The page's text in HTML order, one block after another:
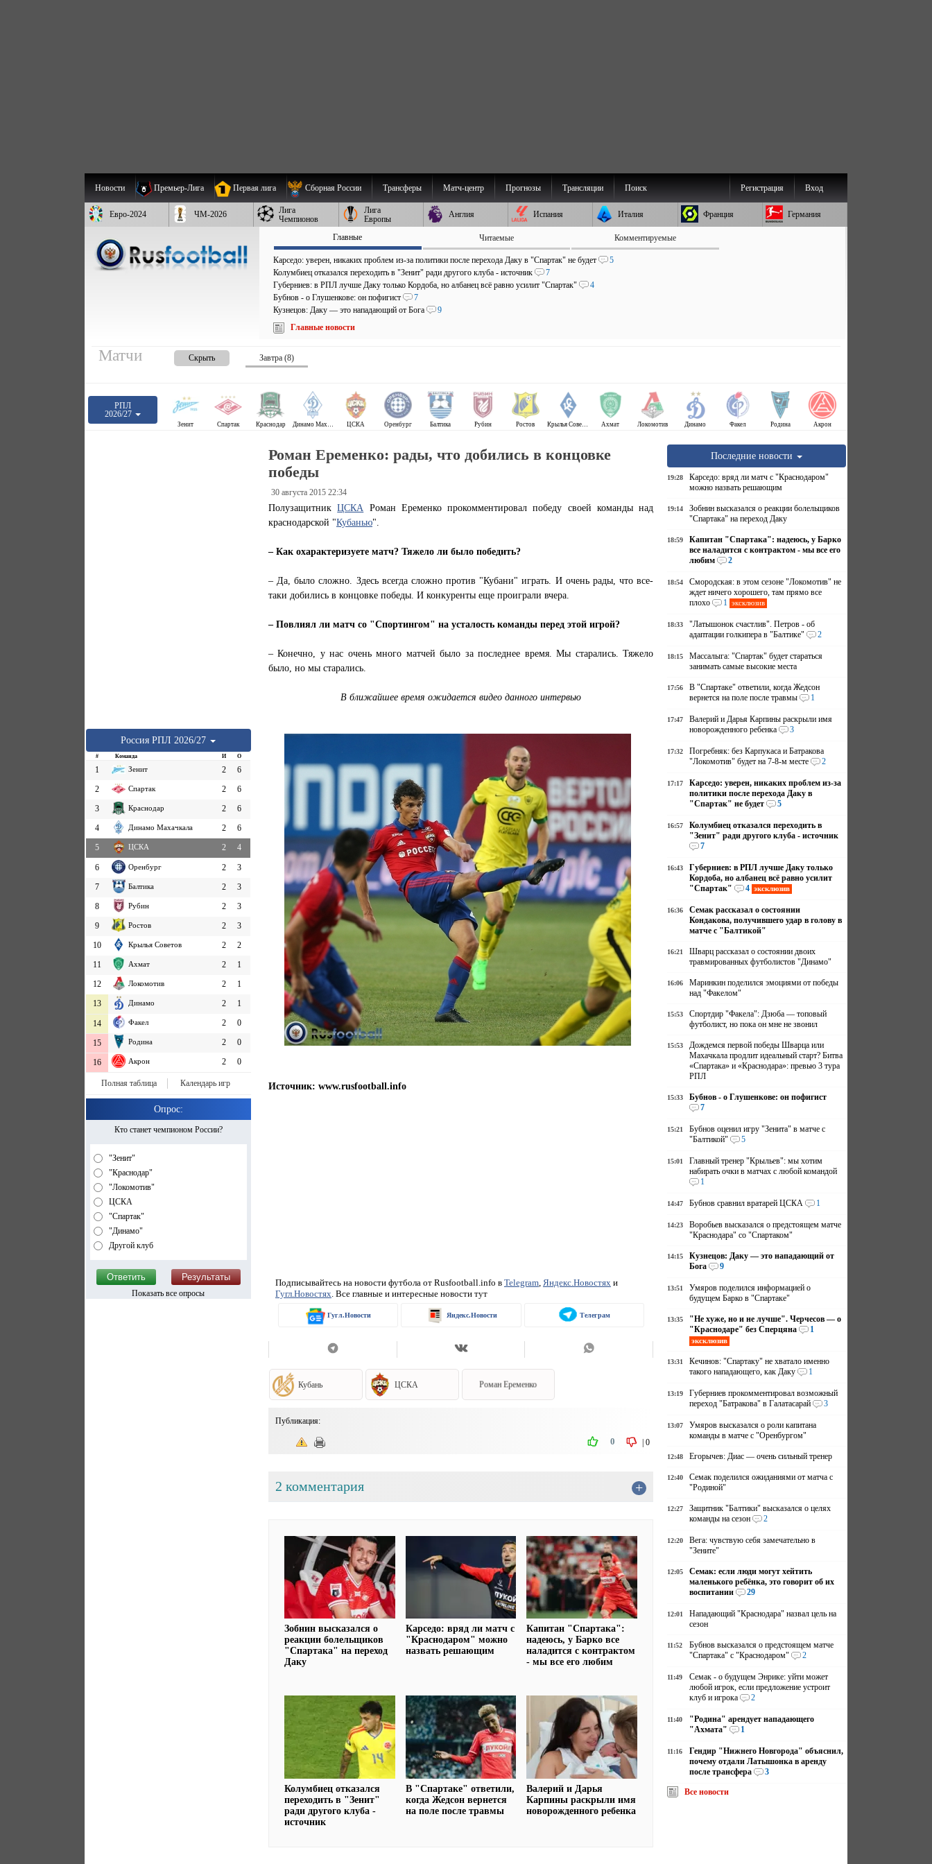
Новости Премьер-Лига Первая лига Сборная России Трансферы Матч-центр Прогнозы Трансляции Поиск Вход
Регистрация
Евро-2024 ЧМ-2026
Лига
Чемпионов
Лига
Европы
Англия Испания Италия Франция Германия
Главные Читаемые Комментируемые
Карседо: уверен, никаких проблем из-за политики после перехода Даку в "Спартак" не будет
5
Колумбиец отказался переходить в "Зенит" ради другого клуба - источник
7
Губерниев: в РПЛ лучше Даку только Кордоба, но албанец всё равно усилит "Спартак"
4
Бубнов - о Глушенкове: он пофигист
7
Кузнецов: Даку — это нападающий от Бога
9
Главные новости
Матчи Скрыть Завтра (8)
РПЛ
2026/27
Зенит Спартак Краснодар Динамо Махачкала ЦСКА Оренбург Балтика Рубин Ростов Крылья Советов Ахмат Локомотив Динамо Факел Родина Акрон
Россия РПЛ 2026/27
# Команда И О
1 Зенит 2
6
2
Спартак 2
6
3
Краснодар 2
6
4
Динамо Махачкала 2
6
5
ЦСКА 2 4
6 Оренбург 2
3
7
Балтика 2
3
8
Рубин 2
3
9
Ростов 2
3
10
Крылья Советов 2
2
11
Ахмат 2
1
12
Локомотив 2
1
13
Динамо 2 1
14 Факел 2 0
15 Родина 2 0
16 Акрон 2 0
Полная таблица Календарь игр
Опрос:
Кто станет чемпионом России?
"Зенит"
"Краснодар"
"Локомотив"
ЦСКА
"Спартак"
"Динамо"
Другой клуб
Показать все опросы
Роман Еременко: рады, что добились в концовке
победы
30 августа 2015 22:34
ПолузащитникЦСКА Роман Еременко прокомментировал победу своей команды над
краснодарской "Кубанью".
– Как охарактеризуете матч? Тяжело ли было победить?
– Да, было сложно. Здесь всегда сложно против "Кубани" играть. И очень рады, что все-
таки добились в концовке победы. И конкуренты еще проиграли вчера.
– Повлиял ли матч со "Спортингом" на усталость команды перед этой игрой?
– Конечно, у нас очень много матчей было за последнее время. Мы старались. Тяжело
было, но мы старались.
В ближайшее время ожидается видео данного интервью
Источник: www.rusfootball.info
Подписывайтесь на новости футбола от Rusfootball.info в Telegram, Яндекс.Новостяхи
Гугл.Новостях. Все главные и интересные новости тут
Гугл.Новости Яндекс.Новости Телеграм
Кубань ЦСКА Роман Еременко
Публикация:
|0
0
2 комментария +
Зобнин высказался о
реакции болельщиков
"Спартака" на переход
Даку
Карседо: вряд ли матч с
"Краснодаром" можно
назвать решающим
Капитан "Спартака":
надеюсь, у Барко все
наладится с контрактом
- мы все его любим
Колумбиец отказался
переходить в "Зенит"
ради другого клуба -
источник
В "Спартаке" ответили,
когда Жедсон вернется
на поле после травмы
Валерий и Дарья
Карпины раскрыли имя
новорожденного ребенка
Последние новости
19:28
Карседо: вряд ли матч с "Краснодаром"
можно назвать решающим
19:14
Зобнин высказался о реакции болельщиков
"Спартака" на переход Даку
18:59
Капитан "Спартака": надеюсь, у Барко
все наладится с контрактом - мы все его
любим
2
18:54
Смородская: в этом сезоне "Локомотив" не
ждет ничего хорошего, там прямо все
плохо
1 эксклюзив
18:33
"Латышонок счастлив". Петров - об
адаптации голкипера в "Балтике"
2
18:15
Массалыга: "Спартак" будет стараться
занимать самые высокие места
17:56
В "Спартаке" ответили, когда Жедсон
вернется на поле после травмы
1
17:47
Валерий и Дарья Карпины раскрыли имя
новорожденного ребенка
3
17:32
Погребняк: без Карпукаса и Батракова
"Локомотив" будет на 7-8-м месте
2
17:17
Карседо: уверен, никаких проблем из-за
политики после перехода Даку в
"Спартак" не будет
5
16:57
Колумбиец отказался переходить в
"Зенит" ради другого клуба - источник
7
16:43
Губерниев: в РПЛ лучше Даку только
Кордоба, но албанец всё равно усилит
"Спартак"
4 эксклюзив
16:36
Семак рассказал о состоянии
Кондакова, получившего удар в голову в
матче с "Балтикой"
16:21
Шварц рассказал о состоянии двоих
травмированных футболистов "Динамо"
16:06
Маринкин поделился эмоциями от победы
над "Факелом"
15:53
Спортдир "Факела": Дзюба — топовый
футболист, но пока он мне не звонил
15:53
Дождемся первой победы Шварца или
Махачкала продлит идеальный старт? Битва
«Спартака» и «Краснодара»: превью 3 тура
РПЛ
15:33
Бубнов - о Глушенкове: он пофигист
7
15:21
Бубнов оценил игру "Зенита" в матче с
"Балтикой"
5
15:01
Главный тренер "Крыльев": мы хотим
набирать очки в матчах с любой командой
1
14:47 Бубнов сравнил вратарей ЦСКА 1
14:23
Воробьев высказался о предстоящем матче
"Краснодара" со "Спартаком"
14:15
Кузнецов: Даку — это нападающий от
Бога
9
13:51
Умяров поделился информацией о
будущем Барко в "Спартаке"
13:35
"Не хуже, но и не лучше". Черчесов — о
"Краснодаре" без Сперцяна
1
эксклюзив
13:31
Кечинов: "Спартаку" не хватало именно
такого нападающего, как Даку
1
13:19
Губерниев прокомментировал возможный
переход "Батракова" в Галатасарай
3
13:07
Умяров высказался о роли капитана
команды в матче с "Оренбургом"
12:48 Егорычев: Диас — очень сильный тренер
12:40
Семак поделился ожиданиями от матча с
"Родиной"
12:27
Защитник "Балтики" высказался о целях
команды на сезон
2
12:20
Вега: чувствую себя замечательно в
"Зените"
12:05
Семак: если люди могут хейтить
маленького ребёнка, это говорит об их
воспитании
29
12:01
Нападающий "Краснодара" назвал цель на
сезон
11:52
Бубнов высказался о предстоящем матче
"Спартака" с "Краснодаром"
2
11:49
Семак - о будущем Энрике: уйти может
любой игрок, если предложение устроит
клуб и игрока
2
11:40
"Родина" арендует нападающего
"Ахмата"
1
11:16
Гендир "Нижнего Новгорода" объяснил,
почему отдали Латышонка в аренду
после трансфера
3
Все новости